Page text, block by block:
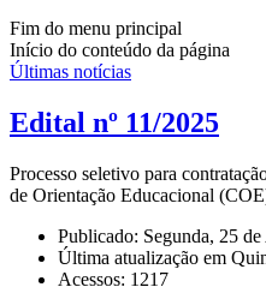
Fim do menu principal
Início do conteúdo da página
Últimas notícias
Edital nº 11/2025
Processo seletivo para
de Orientação Educacional
Publicado: Segunda, 25
Última atualização em
Acessos: 1217